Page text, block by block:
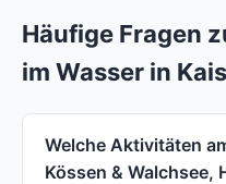
Häufige Fragen
im Wasser in
Welche Aktivitäten
Kössen & Walchsee,